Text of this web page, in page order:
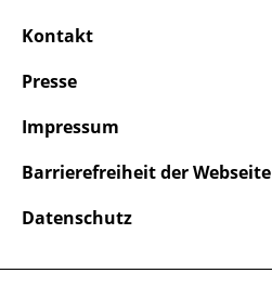
Kontakt
Presse
Impressum
Barrierefreiheit der Webseite
Datenschutz